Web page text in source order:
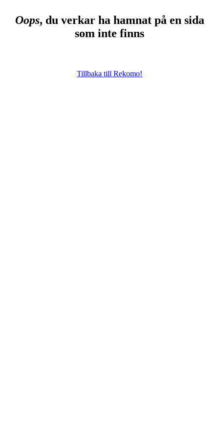
Oops, du verkar ha hamnat på en sida
som inte finns
Tillbaka till Rekomo!